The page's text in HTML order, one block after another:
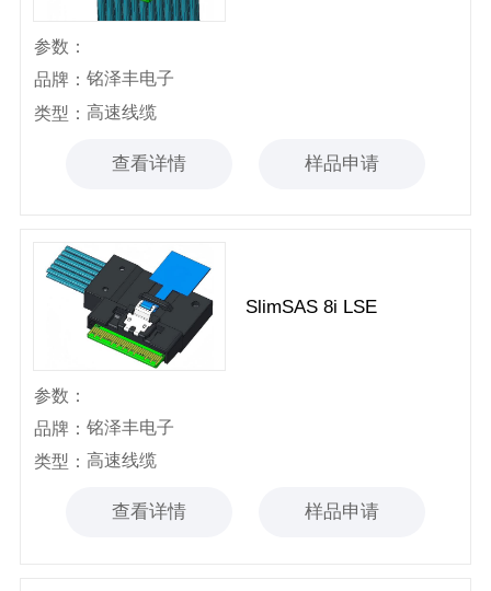
参数：
品牌： 铭泽丰电子
类型： 高速线缆
查看详情 样品申请
SlimSAS 8i LSE
参数：
品牌： 铭泽丰电子
类型： 高速线缆
查看详情 样品申请